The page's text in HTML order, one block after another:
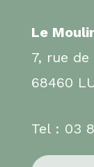
Le
7, rue de
68460
Tel : 03